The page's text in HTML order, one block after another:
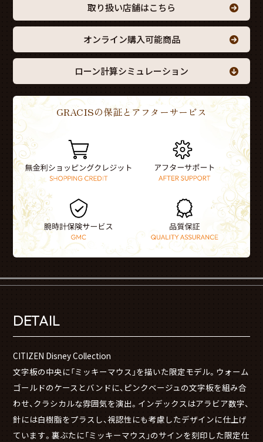
取り扱い店舗はこちら
オンライン購入可能商品
ローン計算シミュレーション
GRACISの保証とアフターサービス
DETAIL
CITIZEN Disney Collection
文字板の中央に「ミッキーマウス」を描いた限定モデル。ウォーム
ゴールドのケースとバンドに、ピンクベージュの文字板を組み合
わせ、クラシカルな雰囲気を演出。インデックスはアラビア数字、
針には白樹脂をプラスし、視認性にも考慮したデザインに仕上げ
ています。裏ぶたに「ミッキーマウス」のサインを刻印した限定仕